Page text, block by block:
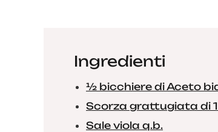
Ingredienti
½ bicchiere di Aceto
Scorza grattugiata di
Sale viola q.b.